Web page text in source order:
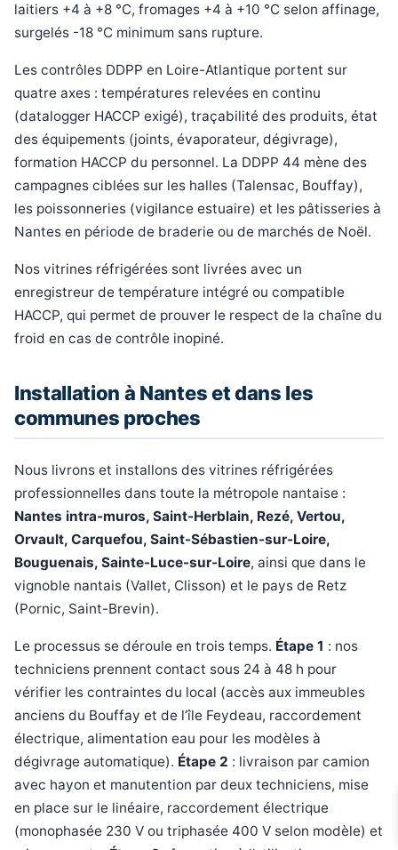
laitiers +4 à +8 °C, fromages +4 à +10 °C selon affinage,
surgelés -18 °C minimum sans rupture.
Les contrôles DDPP en Loire-Atlantique portent sur
quatre axes : températures relevées en continu
(datalogger HACCP exigé), traçabilité des produits, état
des équipements (joints, évaporateur, dégivrage),
formation HACCP du personnel. La DDPP 44 mène des
campagnes ciblées sur les halles (Talensac, Bouffay),
les poissonneries (vigilance estuaire) et les pâtisseries à
Nantes en période de braderie ou de marchés de Noël.
Nos vitrines réfrigérées sont livrées avec un
enregistreur de température intégré ou compatible
HACCP, qui permet de prouver le respect de la chaîne du
froid en cas de contrôle inopiné.
Installation à Nantes et dans les
communes proches
Nous livrons et installons des vitrines réfrigérées
professionnelles dans toute la métropole nantaise :
Nantes intra-muros, Saint-Herblain, Rezé, Vertou,
Orvault, Carquefou, Saint-Sébastien-sur-Loire,
Bouguenais, Sainte-Luce-sur-Loire, ainsi que dans le
vignoble nantais (Vallet, Clisson) et le pays de Retz
(Pornic, Saint-Brevin).
Le processus se déroule en trois temps. Étape 1 : nos
techniciens prennent contact sous 24 à 48 h pour
vérifier les contraintes du local (accès aux immeubles
anciens du Bouffay et de l’île Feydeau, raccordement
électrique, alimentation eau pour les modèles à
dégivrage automatique). Étape 2 : livraison par camion
avec hayon et manutention par deux techniciens, mise
en place sur le linéaire, raccordement électrique
(monophasée 230 V ou triphasée 400 V selon modèle) et